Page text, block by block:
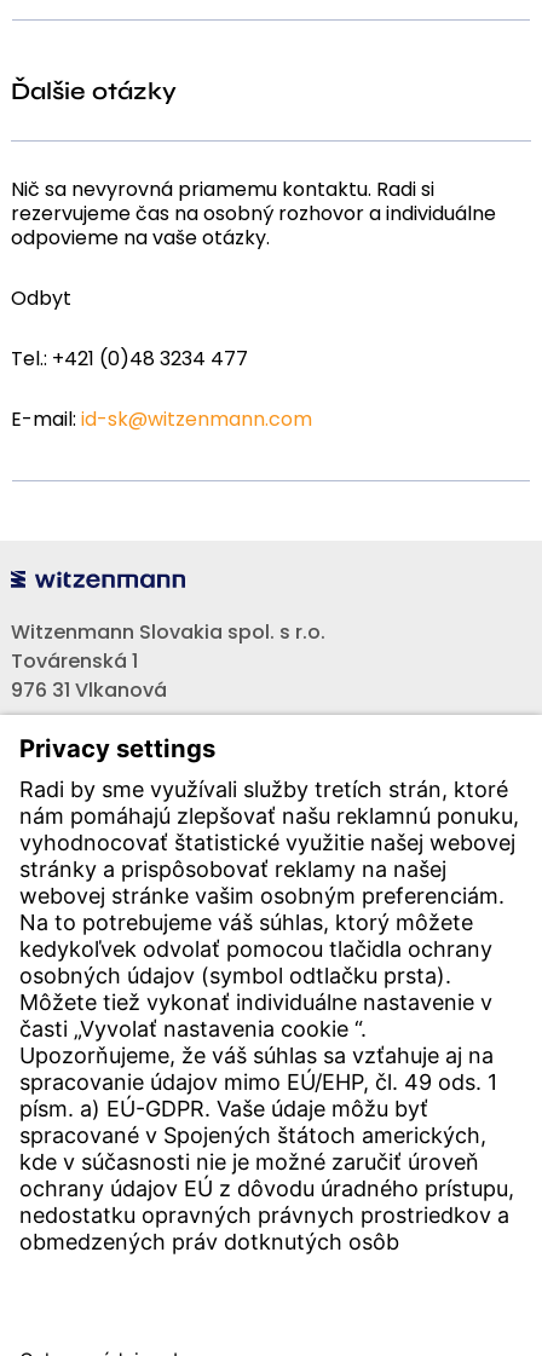
Ďalšie otázky
Nič sa nevyrovná priamemu kontaktu. Radi si
rezervujeme čas na osobný rozhovor a individuálne
odpovieme na vaše otázky.
Odbyt
Tel.: +421 (0)48 3234 477
E-mail: id-sk@witzenmann.com
Witzenmann Slovakia spol. s r.o.
Továrenská 1
976 31 Vlkanová
Telefón:+421 - (0) 48-3234101
+421 - (0) 48-3214466
Email:info-sk@witzenmann.com
KONTAKT
Pobočky na celom svete
Kontakt
SERVICE
Centrum st'ahovania
Stiahnuť používateľský softvér
Špecifikácie dopytov